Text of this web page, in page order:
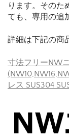
ります。そのた
ても、専用の追
詳細は下記の商
寸法フリーNW
レス SUS304